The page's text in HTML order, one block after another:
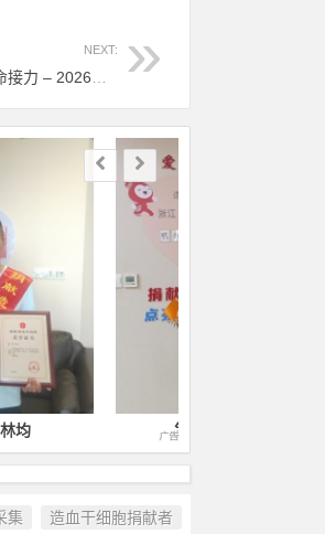
NEXT:
捐献者：徐毅
集 造血干细胞捐献者